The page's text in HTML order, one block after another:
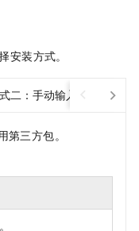
安装方式。
二：手动输入
第三方包。